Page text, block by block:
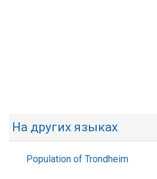
На других языках
Population of Trondheim